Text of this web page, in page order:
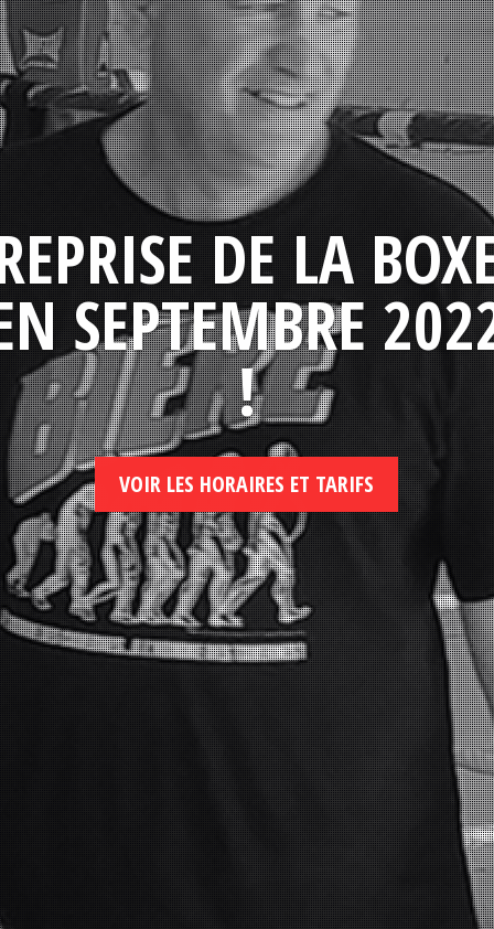
DE LA
SEPTEMBRE
!
VOIR LES HORAIRES ET TARIFS